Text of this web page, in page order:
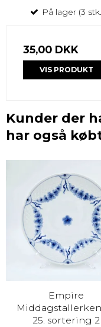
På lager (3
35,00 DKK
VIS PRODUKT
Kunder der
har også
Empire
25. sortering 2